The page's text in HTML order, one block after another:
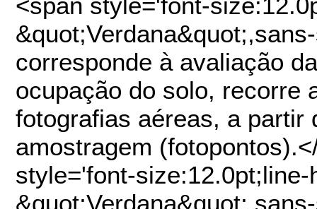
corresponde à avaliação
ocupação do solo, recorre
fotografias aéreas, a partir
amostragem
style='font-